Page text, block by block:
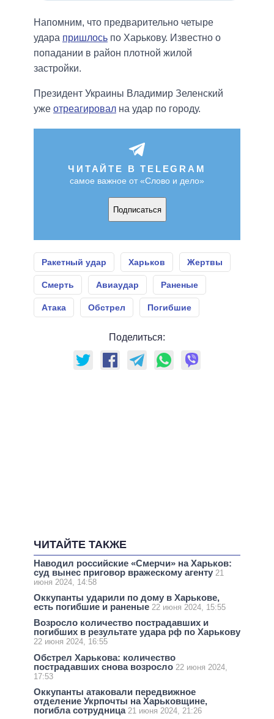
Напомним, что предварительно четыре
удара пришлось по Харькову. Известно о
попадании в район плотной жилой
застройки.
Президент Украины Владимир Зеленский
уже отреагировал на удар по городу.
ЧИТАЙТЕ В TELEGRAM
самое важное от «Слово и дело»
Подписаться
Ракетный удар Харьков Жертвы
Смерть Авиаудар Раненые
Атака Обстрел Погибшие
Поделиться:
ЧИТАЙТЕ ТАКЖЕ
Наводил российские «Смерчи» на Харьков:
суд вынес приговор вражескому агенту 21
июня 2024, 14:58
Оккупанты ударили по дому в Харькове,
есть погибшие и раненые 22 июня 2024, 15:55
Возросло количество пострадавших и
погибших в результате удара рф по Харькову
22 июня 2024, 16:55
Обстрел Харькова: количество
пострадавших снова возросло 22 июня 2024,
17:53
Оккупанты атаковали передвижное
отделение Укрпочты на Харьковщине,
погибла сотрудница 21 июня 2024, 21:26